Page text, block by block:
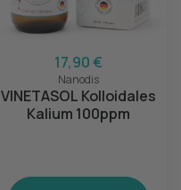
17,90 €
Nanodis
VINETASOL Kolloidales
Kalium 100ppm